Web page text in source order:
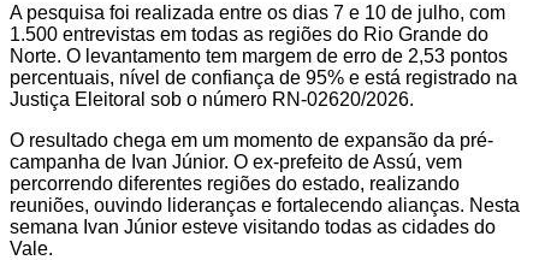
A pesquisa foi realizada entre os dias 7 e 10 de julho, com
1.500 entrevistas em todas as regiões do Rio Grande do
Norte. O levantamento tem margem de erro de 2,53 pontos
percentuais, nível de confiança de 95% e está registrado na
Justiça Eleitoral sob o número RN-02620/2026.
O resultado chega em um momento de expansão da pré-
campanha de Ivan Júnior. O ex-prefeito de Assú, vem
percorrendo diferentes regiões do estado, realizando
reuniões, ouvindo lideranças e fortalecendo alianças. Nesta
semana Ivan Júnior esteve visitando todas as cidades do
Vale.